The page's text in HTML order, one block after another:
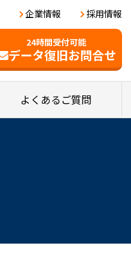
企業情報 採用情報
24時間受付可能
データ復旧お問合せ
よくあるご質問